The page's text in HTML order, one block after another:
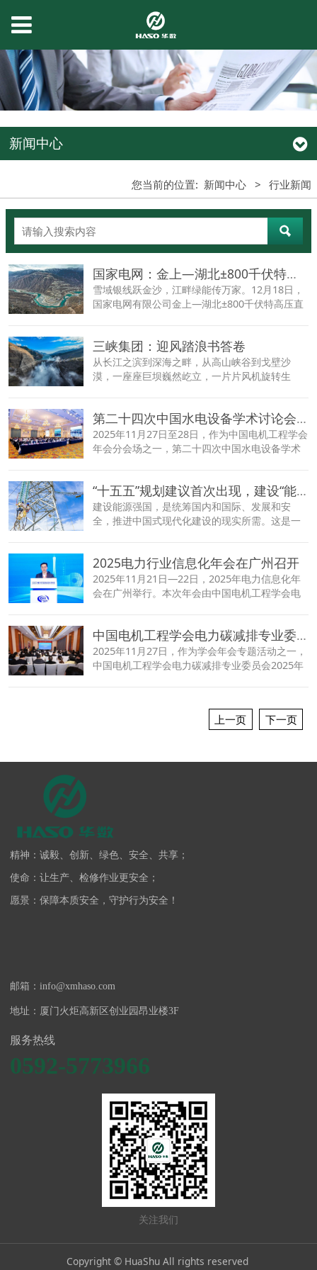
新闻中心
您当前的位置: 新闻中心 > 行业新闻
国家电网：金上—湖北±800千伏特高压直流输电工程建成投运
雪域银线跃金沙，江畔绿能传万家。12月18日，
国家电网有限公司金上—湖北±800千伏特高压直
三峡集团：迎风踏浪书答卷
从长江之滨到深海之畔，从高山峡谷到戈壁沙
漠，一座座巨坝巍然屹立，一片片风机旋转生
第二十四次中国水电设备学术讨论会召开
2025年11月27日至28日，作为中国电机工程学会
年会分会场之一，第二十四次中国水电设备学术
“十五五”规划建议首次出现，建设“能源强国”
建设能源强国，是统筹国内和国际、发展和安
全，推进中国式现代化建设的现实所需。这是一
2025电力行业信息化年会在广州召开
2025年11月21日—22日，2025年电力信息化年
会在广州举行。本次年会由中国电机工程学会电
中国电机工程学会电力碳减排专业委员会2025年工作会议暨电力行业碳足迹与低碳发展论坛举办
2025年11月27日，作为学会年会专题活动之一，
中国电机工程学会电力碳减排专业委员会2025年
上一页 下一页
精神：诚毅、创新、绿色、安全、共享；
使命：让生产、检修作业更安全；
愿景：保障本质安全，守护行为安全！
邮箱：info@xmhaso.com
地址：厦门火炬高新区创业园昂业楼3F
服务热线
0592-5773966
关注我们
Copyright © HuaShu All rights reserved